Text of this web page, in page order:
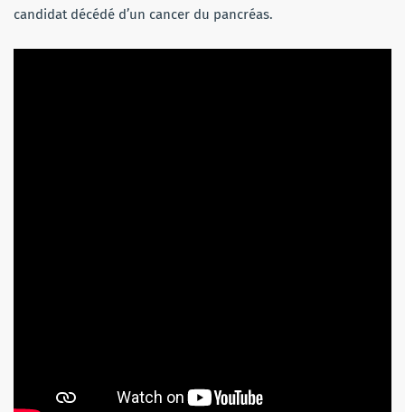
candidat décédé d’un cancer du pancréas.